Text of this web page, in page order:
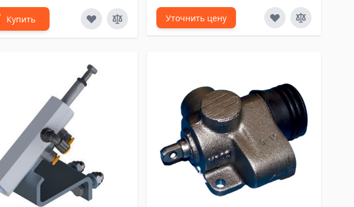
Купить Уточнить цену